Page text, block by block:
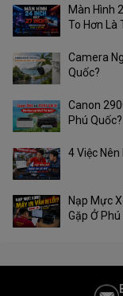
Màn Hình
To Hơn Là
Camera
Quốc?
Canon
Phú Quốc?
4 Việc
Nạp Mực
Gặp Ở